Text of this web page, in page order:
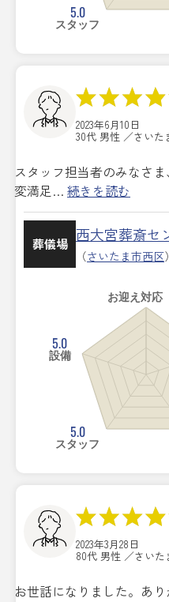
5.0
スタッフ
2023年6月10日
30代 男性 ／さいた
スタッフ担当者のみなさ
変満足… 続きを読む
葬儀場 西大宮葬斎セ
（さいたま市西区）
お迎え対応
5.0
スタッフ
5.0
設備
2023年3月28日
80代 男性 ／さいた
お世話になりました。あり